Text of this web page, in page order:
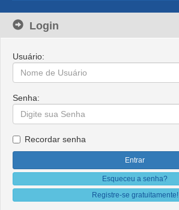
Login
Usuário:
Senha:
Recordar senha
Esqueceu a senha?
Registre-se gratuitamente!